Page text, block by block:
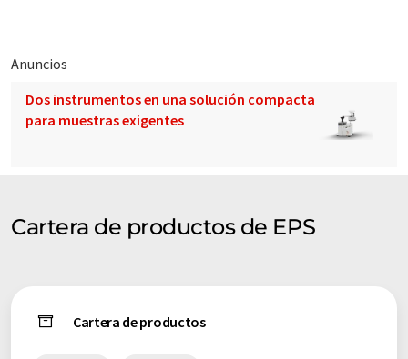
Anuncios
Dos instrumentos en una solución compacta
para muestras exigentes
Cartera de productos de EPS
Cartera de productos